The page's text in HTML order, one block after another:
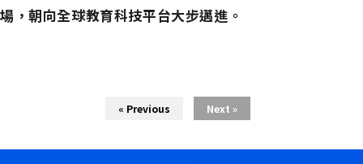
場，朝向全球教育科技平台大步邁進。
« Previous Next »